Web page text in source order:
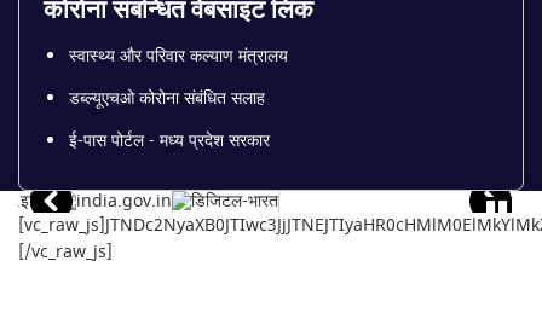
कोरोना संबन्धित वेबसाइट लिंक
स्वास्थ्य और परिवार कल्याण मंत्रालय
डब्ल्यूएचओ कोरोना संबंधित सलाह
ई-पास पोर्टल - मध्य प्रदेश सरकार
[/vc_raw_js]